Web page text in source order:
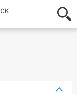
Hochschule
Osnabrück
-